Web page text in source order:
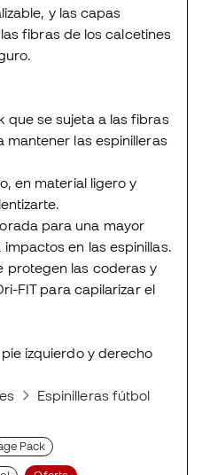
y las capas
fibras de los calcetines
que se sujeta a las fibras
mantener las espinilleras
en material ligero y
para una mayor
en las espinillas.
protegen las coderas y
FIT para capilarizar el
izquierdo y derecho
Espinilleras fútbol
Pack